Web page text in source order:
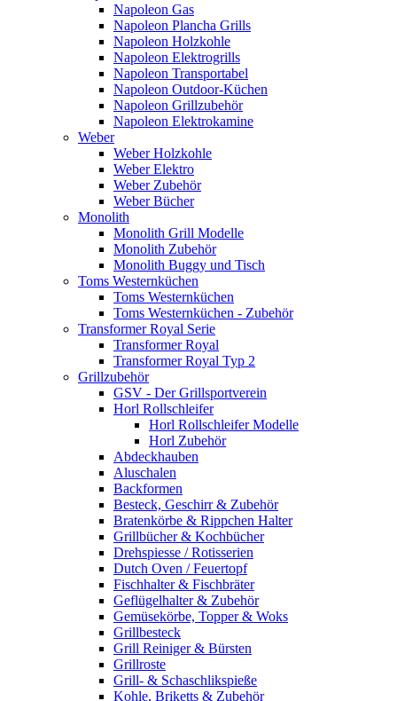
Napoleon Gas
Napoleon Plancha Grills
Napoleon Holzkohle
Napoleon Elektrogrills
Napoleon Transportabel
Napoleon Outdoor-Küchen
Napoleon Grillzubehör
Napoleon Elektrokamine
Weber
Weber Holzkohle
Weber Elektro
Weber Zubehör
Weber Bücher
Monolith
Monolith Grill Modelle
Monolith Zubehör
Monolith Buggy und Tisch
Toms Westernküchen
Toms Westernküchen
Toms Westernküchen - Zubehör
Transformer Royal Serie
Transformer Royal
Transformer Royal Typ 2
Grillzubehör
GSV - Der Grillsportverein
Horl Rollschleifer
Horl Rollschleifer Modelle
Horl Zubehör
Abdeckhauben
Aluschalen
Backformen
Besteck, Geschirr & Zubehör
Bratenkörbe & Rippchen Halter
Grillbücher & Kochbücher
Drehspiesse / Rotisserien
Dutch Oven / Feuertopf
Fischhalter & Fischbräter
Geflügelhalter & Zubehör
Gemüsekörbe, Topper & Woks
Grillbesteck
Grill Reiniger & Bürsten
Grillroste
Grill- & Schaschlikspieße
Kohle, Briketts & Zubehör